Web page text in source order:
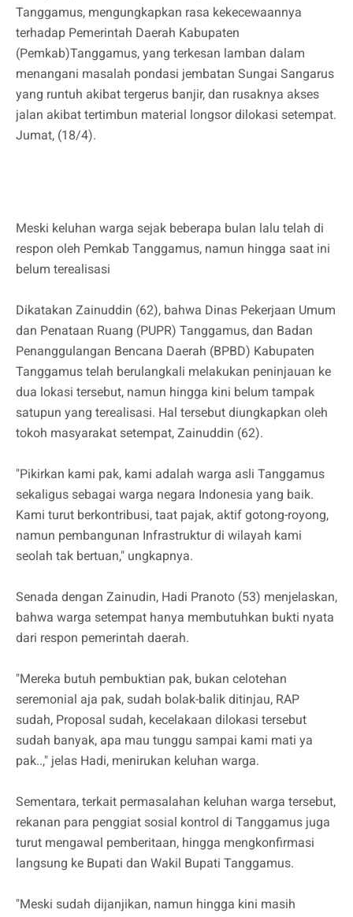
Tanggamus, mengungkapkan rasa kekecewaannya
terhadap Pemerintah Daerah Kabupaten
(Pemkab)Tanggamus, yang terkesan lamban dalam
menangani masalah pondasi jembatan Sungai Sangarus
yang runtuh akibat tergerus banjir, dan rusaknya akses
jalan akibat tertimbun material longsor dilokasi setempat.
Jumat, (18/4).
Meski keluhan warga sejak beberapa bulan lalu telah di
respon oleh Pemkab Tanggamus, namun hingga saat ini
belum terealisasi
Dikatakan Zainuddin (62), bahwa Dinas Pekerjaan Umum
dan Penataan Ruang (PUPR) Tanggamus, dan Badan
Penanggulangan Bencana Daerah (BPBD) Kabupaten
Tanggamus telah berulangkali melakukan peninjauan ke
dua lokasi tersebut, namun hingga kini belum tampak
satupun yang terealisasi. Hal tersebut diungkapkan oleh
tokoh masyarakat setempat, Zainuddin (62).
"Pikirkan kami pak, kami adalah warga asli Tanggamus
sekaligus sebagai warga negara Indonesia yang baik.
Kami turut berkontribusi, taat pajak, aktif gotong-royong,
namun pembangunan Infrastruktur di wilayah kami
seolah tak bertuan," ungkapnya.
Senada dengan Zainudin, Hadi Pranoto (53) menjelaskan,
bahwa warga setempat hanya membutuhkan bukti nyata
dari respon pemerintah daerah.
"Mereka butuh pembuktian pak, bukan celotehan
seremonial aja pak, sudah bolak-balik ditinjau, RAP
sudah, Proposal sudah, kecelakaan dilokasi tersebut
sudah banyak, apa mau tunggu sampai kami mati ya
pak..," jelas Hadi, menirukan keluhan warga.
Sementara, terkait permasalahan keluhan warga tersebut,
rekanan para penggiat sosial kontrol di Tanggamus juga
turut mengawal pemberitaan, hingga mengkonfirmasi
langsung ke Bupati dan Wakil Bupati Tanggamus.
"Meski sudah dijanjikan, namun hingga kini masih